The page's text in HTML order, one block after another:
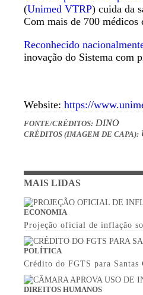
(Unimed VTRP) cuida da
Com mais de 700 médicos
Reconhecido
inovação do Sistema com
Website:https://
FONTE/CRÉDITOS: DINO
CRÉDITOS (IMAGEM DE CAPA):
MAIS LIDAS
ECONOMIA
Projeção oficial de inflação
POLÍTICA
Crédito do FGTS para Santas
DIREITOS HUMANOS